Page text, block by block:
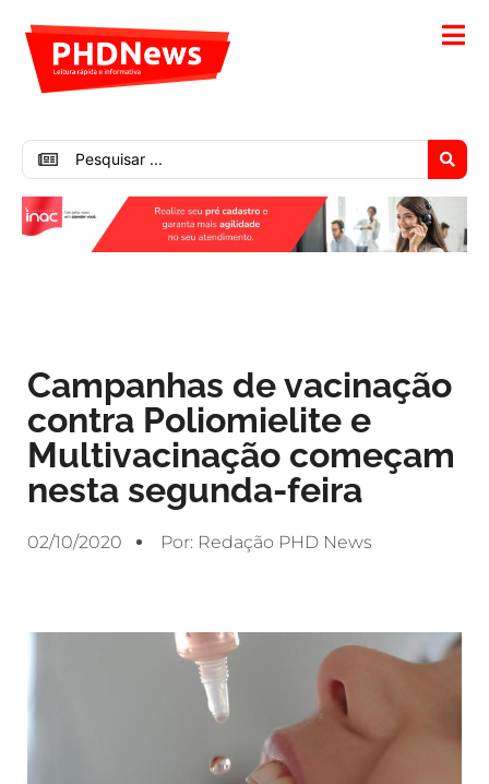
Campanhas de vacinação
contra Poliomielite e
Multivacinação começam
nesta segunda-feira
02/10/2020 Por: Redação PHD News